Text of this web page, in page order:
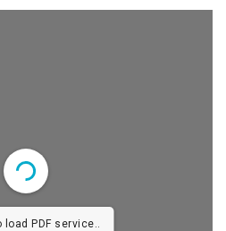
load PDF service..